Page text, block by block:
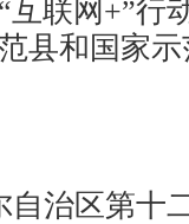
联网+”行
县和国家
治区第十